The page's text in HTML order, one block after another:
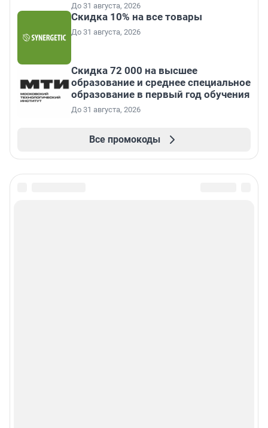
До 31 августа, 2026
Скидка 10% на все товары
До 31 августа, 2026
Скидка 72 000 на высшее
образование и среднее специальное
образование в первый год обучения
До 31 августа, 2026
Все промокоды